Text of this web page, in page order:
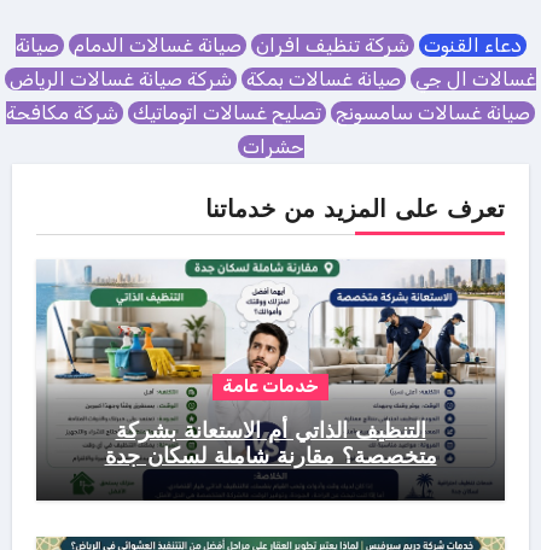
دعاء القنوت شركة تنظيف افران صيانة غسالات الدمام صيانة
غسالات ال جي صيانة غسالات بمكة شركة صيانة غسالات الرياض
صيانة غسالات سامسونج تصليح غسالات اتوماتيك شركة مكافحة
حشرات
تعرف على المزيد من خدماتنا
خدمات عامة
التنظيف الذاتي أم الاستعانة بشركة
متخصصة؟ مقارنة شاملة لسكان جدة